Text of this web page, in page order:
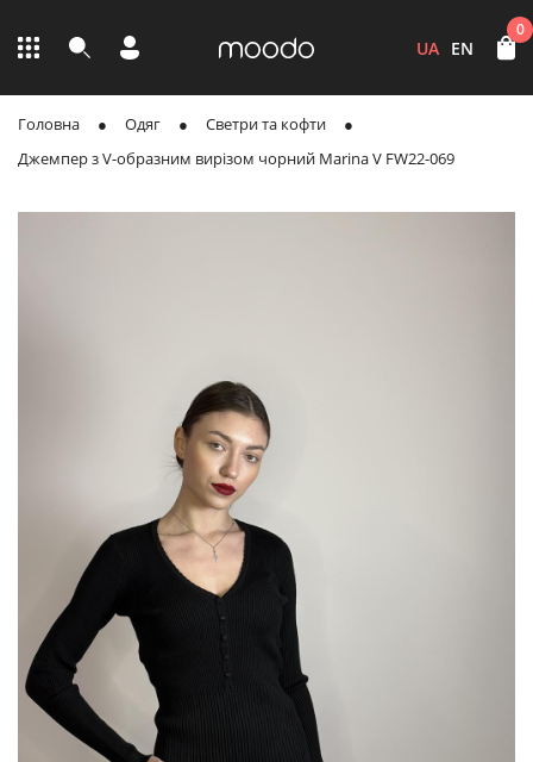
UA EN
0
Головна Одяг
Светри та кофти
Джемпер з V-образним вирізом чорний Marina V FW22-069